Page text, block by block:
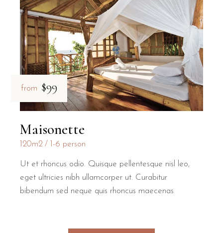
from $99
Maisonette
120m2 1-6 person
Ut et rhoncus odio. Quisque pellentesque nisl leo,
eget ultricies nibh ullamcorper ut. Curabitur
bibendum sed neque quis rhoncus maecenas